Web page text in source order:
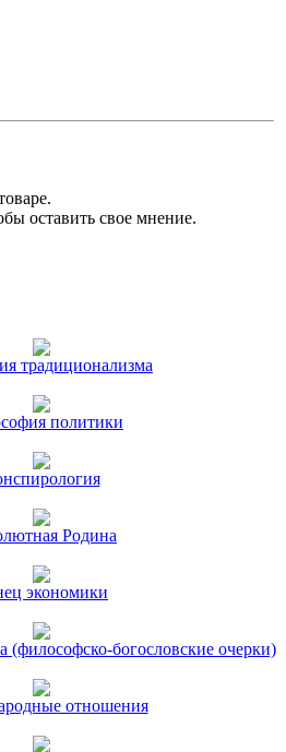
оставить свое мнение.
традиционализма
политики
Родина
экономики
(философско-богословские очерки)
отношения